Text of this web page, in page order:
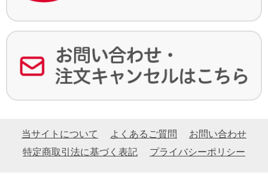
当サイトについて よくあるご質問
お問い合わせ
特定商取引法に基づく表記
プライバシーポリシー